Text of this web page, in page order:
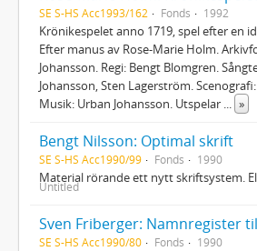
SE S-HS Acc1993/162 Fonds 1992
Krönikespelet anno 1719, spel efter en
Efter manus av Rose-Marie Holm.
Johansson. Regi: Bengt Blomgren.
Johansson, Sten Lagerström.
Musik: Urban Johansson. Utspelar
»
Bengt Nilsson: Optimal skrift
SE S-HS Acc1990/99 Fonds 1990
Material rörande ett nytt skriftsystem.
Untitled
SE S-HS Acc1990/80 Fonds 1990